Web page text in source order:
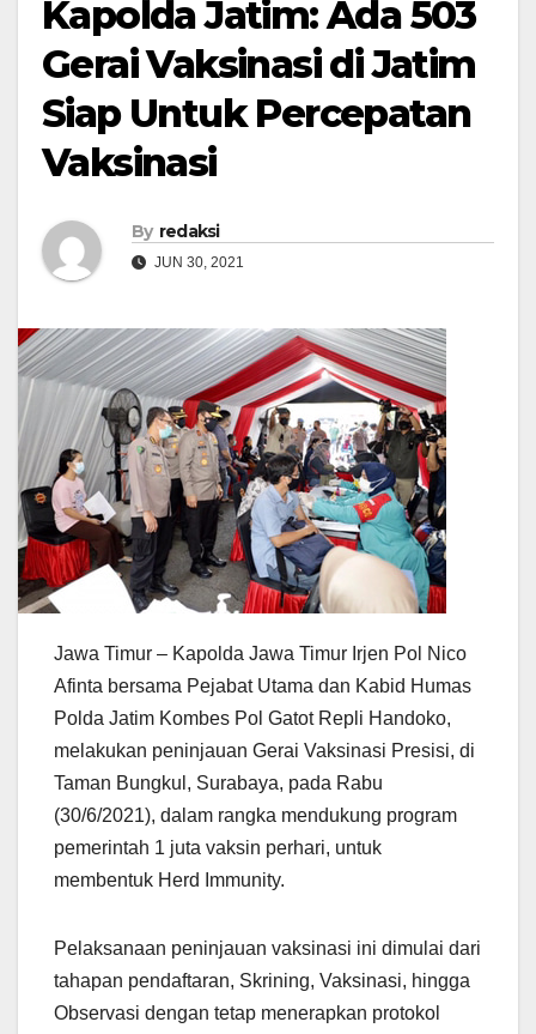
Kapolda Jatim: Ada 503
Gerai Vaksinasi di Jatim
Siap Untuk Percepatan
Vaksinasi
By redaksi
JUN 30, 2021
Jawa Timur – Kapolda Jawa Timur Irjen Pol Nico
Afinta bersama Pejabat Utama dan Kabid Humas
Polda Jatim Kombes Pol Gatot Repli Handoko,
melakukan peninjauan Gerai Vaksinasi Presisi, di
Taman Bungkul, Surabaya, pada Rabu
(30/6/2021), dalam rangka mendukung program
pemerintah 1 juta vaksin perhari, untuk
membentuk Herd Immunity.
Pelaksanaan peninjauan vaksinasi ini dimulai dari
tahapan pendaftaran, Skrining, Vaksinasi, hingga
Observasi dengan tetap menerapkan protokol